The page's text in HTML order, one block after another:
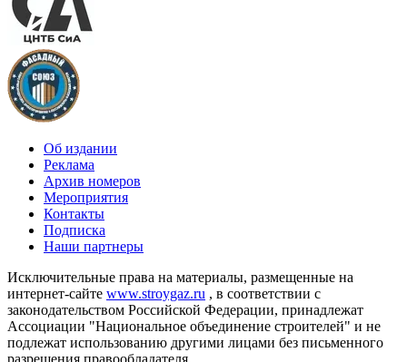
Об издании
Реклама
Архив номеров
Мероприятия
Контакты
Подписка
Наши партнеры
Исключительные права на материалы, размещенные на
интернет-сайте www.stroygaz.ru , в соответствии с
законодательством Российской Федерации, принадлежат
Ассоциации "Национальное объединение строителей" и не
подлежат использованию другими лицами без письменного